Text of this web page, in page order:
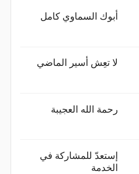
أبوك السماوي كامل
لا تعِش أسير الماضي
رحمة الله العجيبة
إستعدّ للمشاركة في
الخدمة